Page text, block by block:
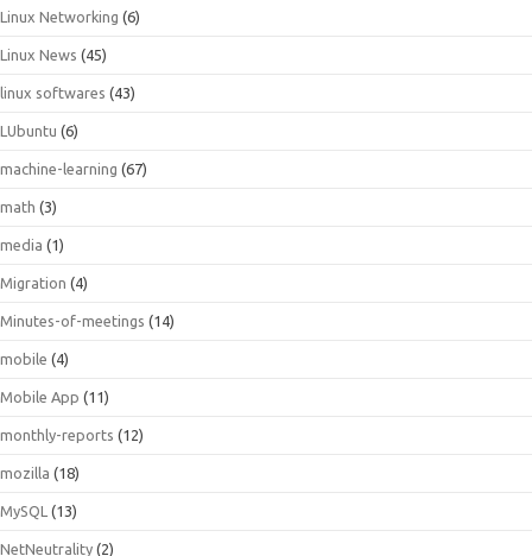
Linux Networking (6)
Linux News (45)
linux softwares (43)
LUbuntu (6)
machine-learning (67)
math (3)
media (1)
Migration (4)
Minutes-of-meetings (14)
mobile (4)
Mobile App (11)
monthly-reports (12)
mozilla (18)
MySQL (13)
NetNeutrality (2)